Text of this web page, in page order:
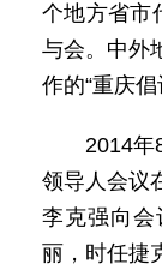
个地方省市
与会。中外
作的“重庆倡
2014
领导人会议
李克强向会
丽，时任捷